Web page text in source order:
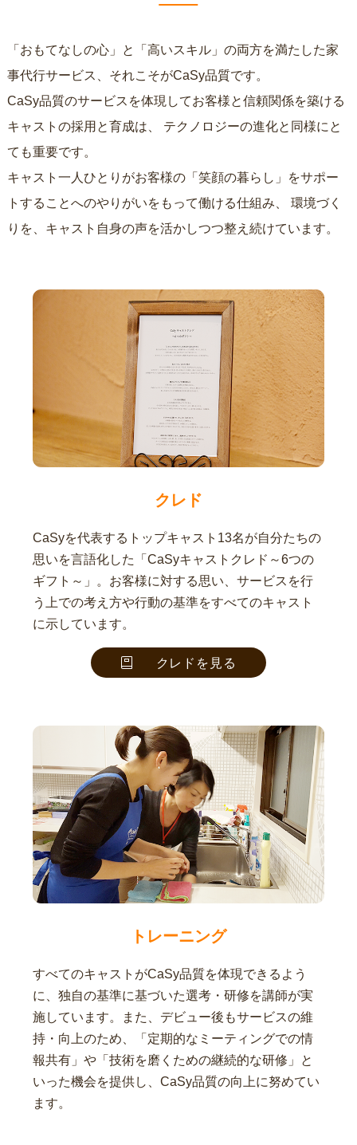
「おもてなしの心」と「高いスキル」の両方を満たした家
事代行サービス、それこそがCaSy品質です。
CaSy品質のサービスを体現してお客様と信頼関係を築ける
キャストの採用と育成は、
ても重要です。
キャスト一人ひとりがお客様の「笑顔の暮らし」をサポー
トすることへのやりがいをもって働ける仕組み、
りを、キャスト自身の声を活かしつつ整え続けています。
クレド
CaSyを代表するトップキャスト13名が自分たちの
思いを言語化した「CaSyキャストクレド～6つの
ギフト～」。お客様に対する思い、サービスを行
う上での考え方や行動の基準をすべてのキャスト
に示しています。
クレドを見る
トレーニング
すべてのキャストがCaSy品質を体現できるよう
に、独自の基準に基づいた選考・研修を講師が実
施しています。また、デビュー後もサービスの維
持・向上のため、「定期的なミーティングでの情
報共有」や「技術を磨くための継続的な研修」と
いった機会を提供し、CaSy品質の向上に努めてい
ます。